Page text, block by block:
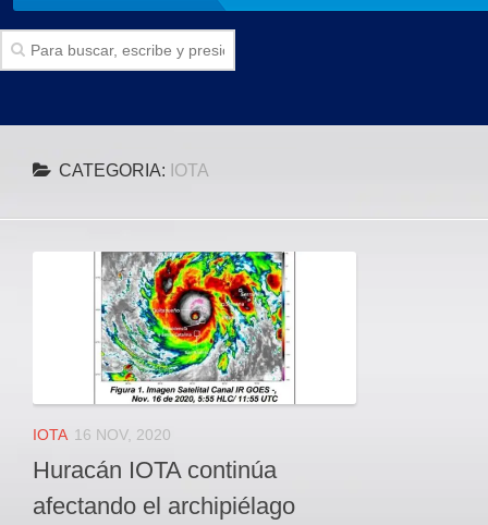
Politica
Local
Deportes
JUDICIAL
ÁREA METROPOLITANA
REGIONAL
DEPARTAMENTAL
Internacional
OPINIÓN
CATEGORIA: IOTA
IOTA 16 NOV, 2020
Huracán IOTA continúa
afectando el archipiélago